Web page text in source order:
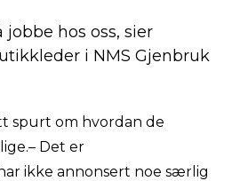
jobbe hos oss, sier
i NMS Gjenbruk
spurt om hvordan de
Det er
ikke annonsert noe særlig